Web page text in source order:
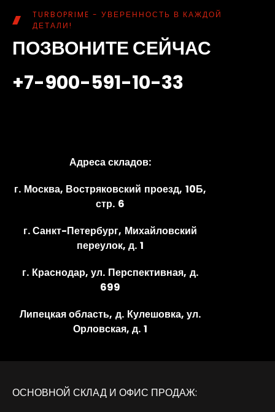
TURBOPRIME - УВЕРЕННОСТЬ В КАЖДОЙ
ДЕТАЛИ!
ПОЗВОНИТЕ СЕЙЧАС
+7-900-591-10-33
Адреса складов:
г. Москва, Востряковский проезд, 10Б,
стр. 6
г. Санкт-Петербург, Михайловский
переулок, д. 1
г. Краснодар, ул. Перспективная, д.
699
Липецкая область, д. Кулешовка, ул.
Орловская, д. 1
ОСНОВНОЙ СКЛАД И ОФИС ПРОДАЖ: